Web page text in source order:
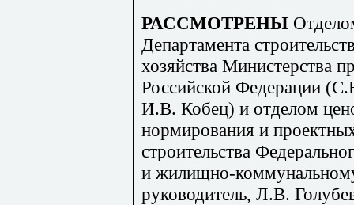
РАССМОТРЕНЫ
Департамента
хозяйства Министерства
Российской Федерации
И.В. Кобец) и отделом
нормирования и
строительства
и жилищно-
руководитель, Л.В.